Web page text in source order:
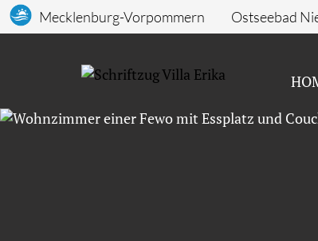
Mecklenburg-Vorpommern Ostseebad